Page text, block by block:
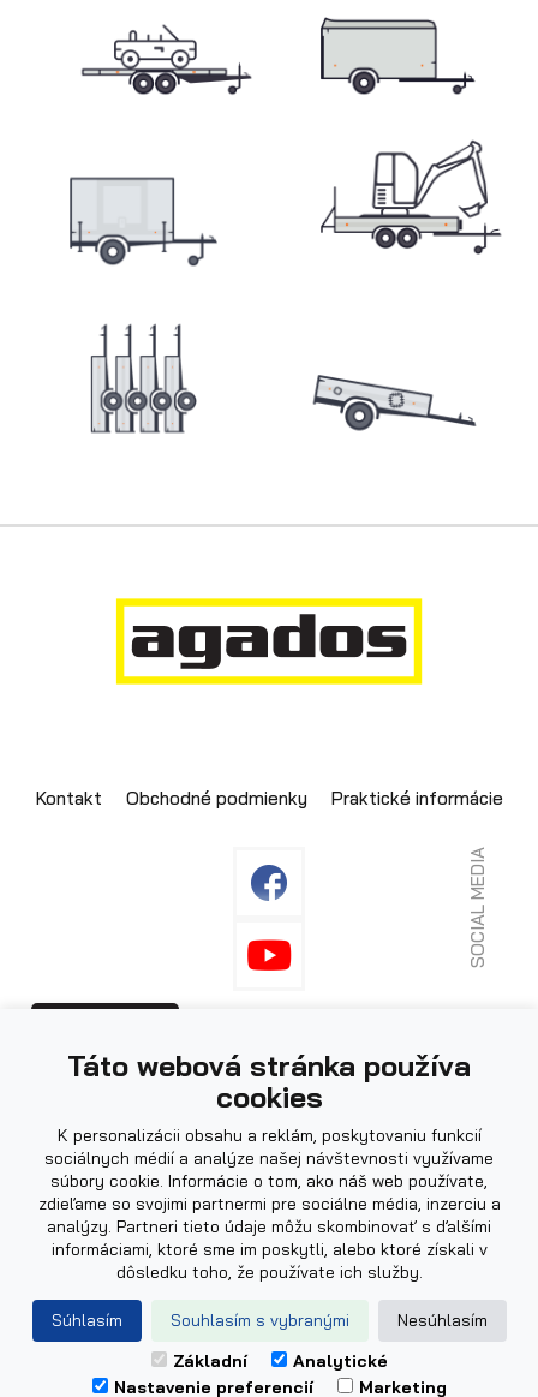
Skladové prívesy
Výpredaj
Kontakt Obchodné podmienky Praktické informácie
SOCIAL MEDIA
ilustrační.
Powered by
© 2026 AGADOS, spol. s.r.o.
Táto webová stránka používa
cookies
K personalizácii obsahu a reklám, poskytovaniu funkcií
sociálnych médií a analýze našej návštevnosti využívame
súbory cookie. Informácie o tom, ako náš web používate,
zdieľame so svojimi partnermi pre sociálne média, inzerciu a
analýzy. Partneri tieto údaje môžu skombinovať s ďalšími
informáciami, ktoré sme im poskytli, alebo ktoré získali v
dôsledku toho, že používate ich služby.
Súhlasím Souhlasím s vybranými
Nesúhlasím
Základní
Analytické
Nastavenie preferencií
Marketing